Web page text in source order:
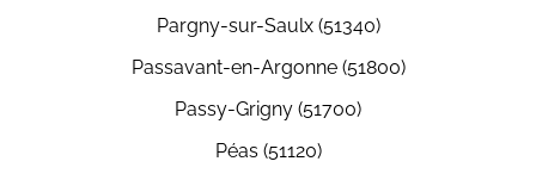
Pargny-sur-Saulx (51340)
Passavant-en-Argonne (51800)
Passy-Grigny (51700)
Péas (51120)